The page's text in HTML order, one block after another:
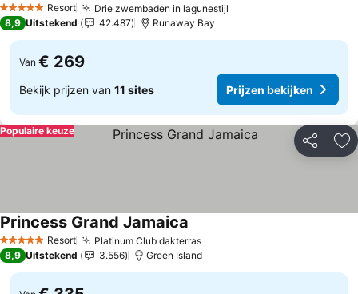
5 Sterren Resort Drie zwembaden in lagunestijl
8,9 Uitstekend 42.487 Runaway Bay
Van € 269
Bekijk prijzen van 11 sites Prijzen bekijken
Delen
Populaire keuze
5 Sterren Resort Platinum Club dakterrasPrijzen bekijken
Princess Grand Jamaica
8,9 Uitstekend 3.556 Green Island